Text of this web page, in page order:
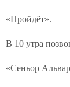
«Пройдёт».
В 10 утра
«Сеньор